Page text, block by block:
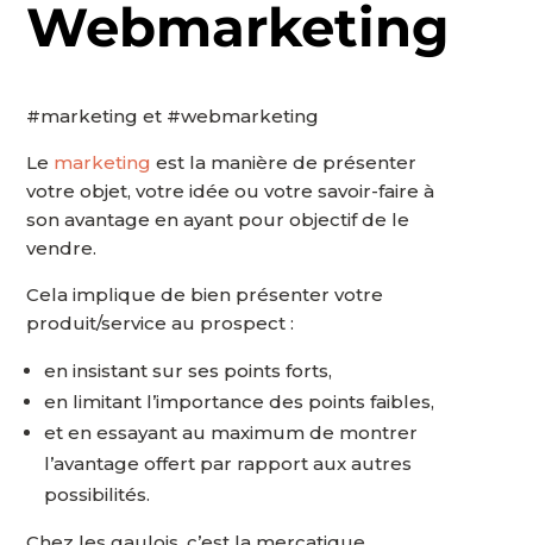
Webmarketing
#marketing et #webmarketing
Le marketing est la manière de présenter
votre objet, votre idée ou votre savoir-faire à
son avantage en ayant pour objectif de le
vendre.
Cela implique de bien présenter votre
produit/service au prospect :
en insistant sur ses points forts,
en limitant l’importance des points faibles,
et en essayant au maximum de montrer
l’avantage offert par rapport aux autres
possibilités.